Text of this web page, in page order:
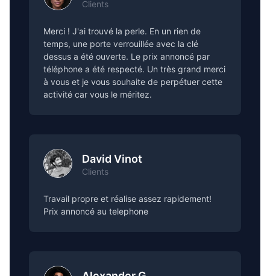
Clients
Merci ! J'ai trouvé la perle. En un rien de
temps, une porte verrouillée avec la clé
dessus a été ouverte. Le prix annoncé par
téléphone a été respecté. Un très grand merci
à vous et je vous souhaite de perpétuer cette
activité car vous le méritez.
David Vinot
Clients
Travail propre et réalise assez rapidement!
Prix annoncé au telephone